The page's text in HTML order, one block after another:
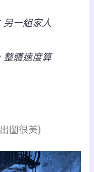
一組家人
整體速度算
圖很美)